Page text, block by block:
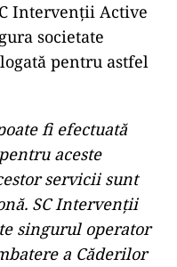
Intervenții Active
societate
pentru astfel
fi efectuată
aceste
servicii sunt
SC Intervenții
singurul operator
a Căderilor